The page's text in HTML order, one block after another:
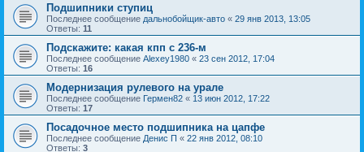
Подшипники ступиц
Последнее сообщение дальнобойщик-авто « 29 янв 2013, 13:05
Ответы: 11
Подскажите: какая кпп с 236-м
Последнее сообщение Alexey1980 « 23 сен 2012, 17:04
Ответы: 16
Модернизация рулевого на урале
Последнее сообщение Гермен82 « 13 июн 2012, 17:22
Ответы: 17
Посадочное место подшипника на цапфе
Последнее сообщение Денис П « 22 янв 2012, 08:10
Ответы: 3